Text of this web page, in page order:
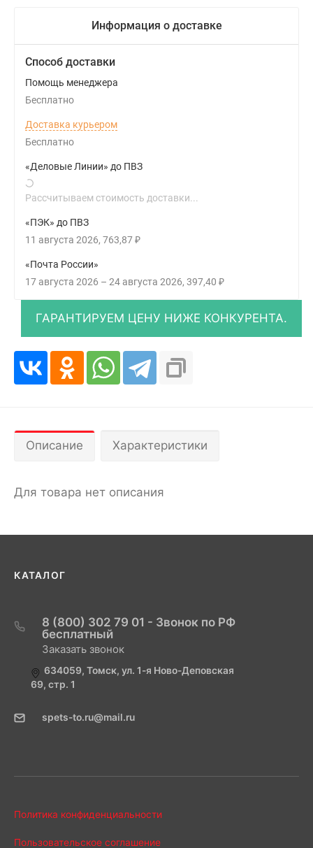
Информация о доставке
Способ доставки
Помощь менеджера
Бесплатно
Доставка курьером
Бесплатно
«Деловые Линии» до ПВЗ
Рассчитываем стоимость доставки...
«ПЭК» до ПВЗ
11 августа 2026 763,87₽
«Почта России»
17 августа 2026 – 24 августа 2026 397,40 ₽
Описание Характеристики
Для товара нет описания
КАТАЛОГ
8 (800) 302 79 01 - Звонок по РФ
бесплатный
Заказать звонок
634059, Томск, ул. 1-я Ново-Деповская
69, стр. 1
spets-to.ru@mail.ru
Политика конфиденциальности
Пользовательское соглашение